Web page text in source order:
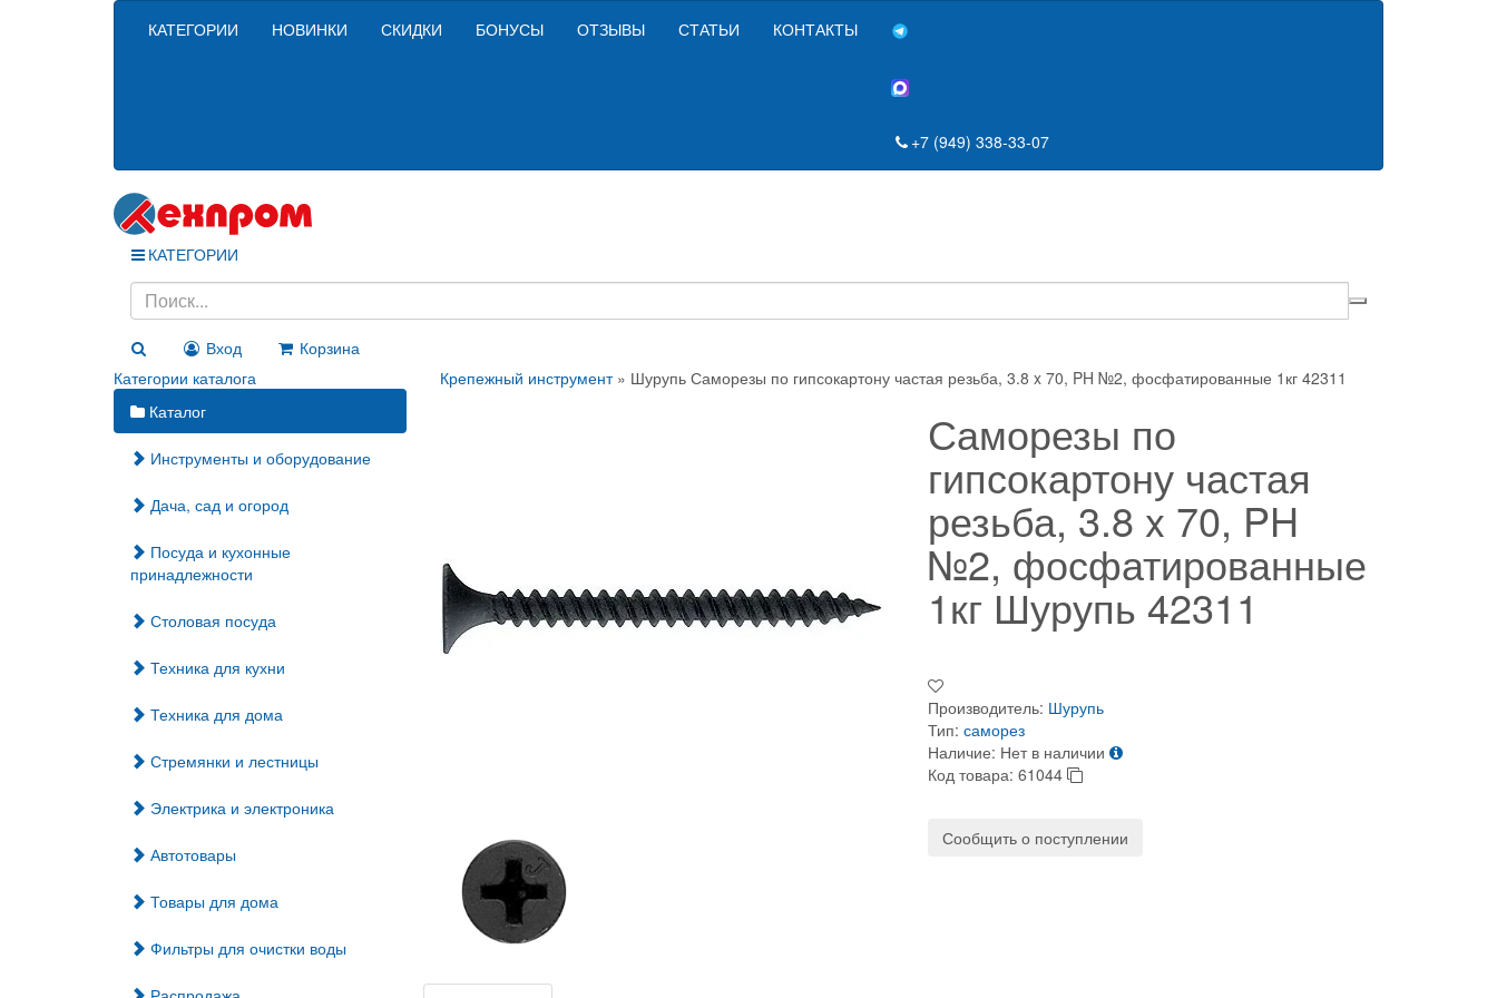
КАТЕГОРИИ НОВИНКИ СКИДКИ БОНУСЫ ОТЗЫВЫ СТАТЬИ КОНТАКТЫ
+7 (949) 338-33-07
КАТЕГОРИИ
Вход
Корзина
Категории каталога
Каталог
Инструменты и оборудование
Дача, сад и огород
Посуда и кухонные
принадлежности
Столовая посуда
Техника для кухни
Техника для дома
Стремянки и лестницы
Электрика и электроника
Автотовары
Товары для дома
Фильтры для очистки воды
Крепежный инструмент» Шурупь Саморезы по гипсокартону частая резьба, 3.8 x 70, PH №2, фосфатированные 1кг 42311
Саморезы по
гипсокартону частая
резьба, 3.8 x 70, PH
№2, фосфатированные
1кг Шурупь 42311
Производитель: Шурупь
Тип: саморез
Наличие: Нет в наличии
Код товара: 61044
Сообщить о поступлении